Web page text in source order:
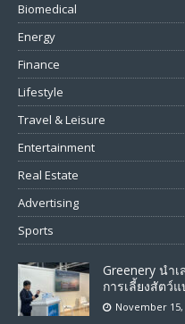
Biomedical
Energy
Finance
Lifestyle
Travel & Leisure
Entertainment
Real Estate
Advertising
Sports
Greenery นำ
การเลี้ยงสัตว์
November 15,